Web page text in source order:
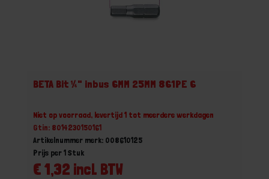
BETA Bit ¼" inbus 6MM 25MM 861PE 6
Niet op voorraad, levertijd 1 tot meerdere werkdagen
Gtin: 8014230150161
Artikelnummer merk: 008610125
€ 1,32 incl. BTW
Prijs per 1 Stuk